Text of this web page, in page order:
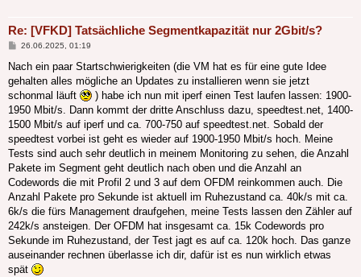
Re: [VFKD] Tatsächliche Segmentkapazität nur 2Gbit/s?
Beitrag
26.06.2025, 01:19
Nach ein paar Startschwierigkeiten (die VM hat es für eine gute Idee
gehalten alles mögliche an Updates zu installieren wenn sie jetzt
schonmal läuft
) habe ich nun mit iperf einen Test laufen lassen: 1900-
1950 Mbit/s. Dann kommt der dritte Anschluss dazu, speedtest.net, 1400-
1500 Mbit/s auf iperf und ca. 700-750 auf speedtest.net. Sobald der
speedtest vorbei ist geht es wieder auf 1900-1950 Mbit/s hoch. Meine
Tests sind auch sehr deutlich in meinem Monitoring zu sehen, die Anzahl
Pakete im Segment geht deutlich nach oben und die Anzahl an
Codewords die mit Profil 2 und 3 auf dem OFDM reinkommen auch. Die
Anzahl Pakete pro Sekunde ist aktuell im Ruhezustand ca. 40k/s mit ca.
6k/s die fürs Management draufgehen, meine Tests lassen den Zähler auf
242k/s ansteigen. Der OFDM hat insgesamt ca. 15k Codewords pro
Sekunde im Ruhezustand, der Test jagt es auf ca. 120k hoch. Das ganze
auseinander rechnen überlasse ich dir, dafür ist es nun wirklich etwas
spät